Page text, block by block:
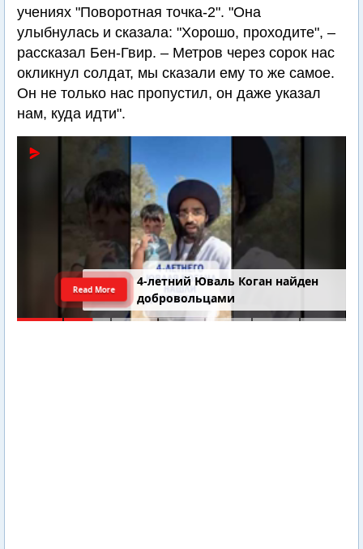
учениях "Поворотная точка-2". "Она
улыбнулась и сказала: "Хорошо, проходите", –
рассказал Бен-Гвир. – Метров через сорок нас
окликнул солдат, мы сказали ему то же самое.
Он не только нас пропустил, он даже указал
нам, куда идти".
4-летний Юваль Коган найден
добровольцами
Read More